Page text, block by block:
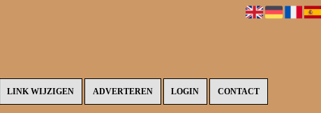
LINK WIJZIGEN ADVERTEREN LOGIN CONTACT